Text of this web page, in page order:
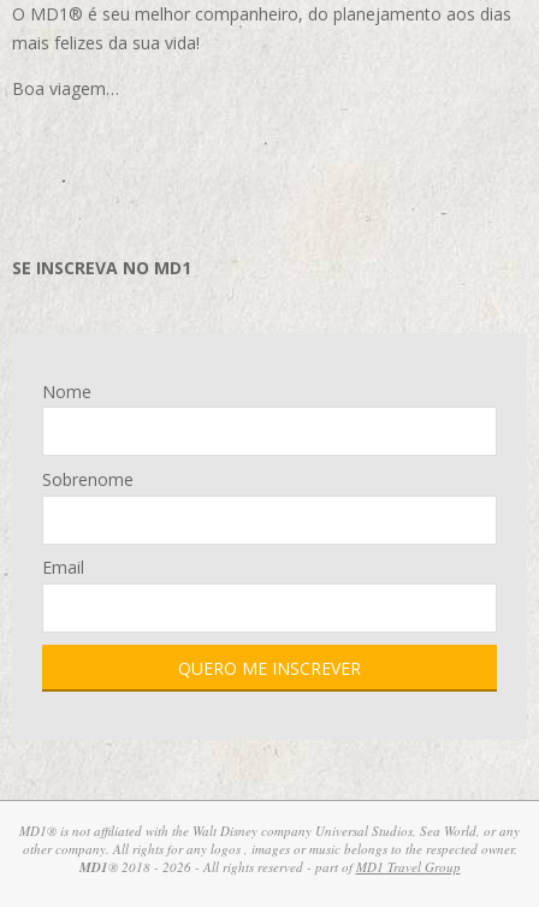
O MD1® é seu melhor companheiro, do planejamento aos dias
mais felizes da sua vida!
Boa viagem…
SE INSCREVA NO MD1
Nome
Sobrenome
Email
MD1® is not affiliated with the Walt Disney company Universal Studios, Sea World, or any
other company. All rights for any logos , images or music belongs to the respected owner.
MD1® 2018 - 2026 - All rights reserved - part ofMD1 Travel Group